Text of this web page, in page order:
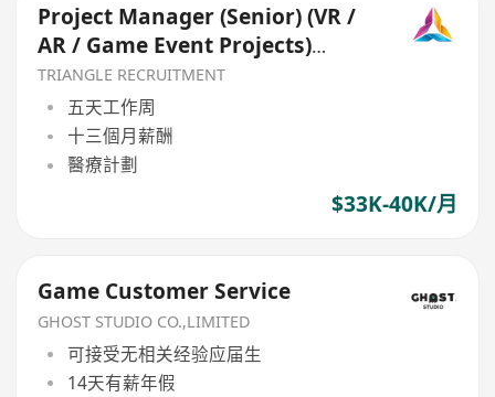
Project Manager (Senior) (VR /
AR / Game Event Projects)
(Ref:013)
TRIANGLE RECRUITMENT
五天工作周
十三個月薪酬
醫療計劃
$33K-40K/月
Game Customer Service
GHOST STUDIO CO.,LIMITED
可接受无相关经验应届生
14天有薪年假